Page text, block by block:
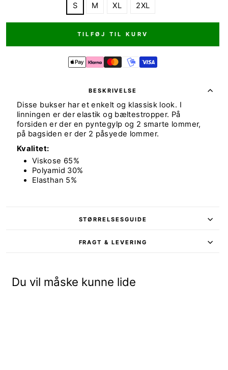
S M XL 2XL
TILFØJ TIL KURV
BESKRIVELSE
Disse bukser har et enkelt og klassisk look. I
linningen er der elastik og bæltestropper. På
forsiden er der en pyntegylp og 2 smarte lommer,
på bagsiden er der 2 påsyede lommer.
Kvalitet:
Viskose 65%
Polyamid 30%
Elasthan 5%
STØRRELSESGUIDE
FRAGT & LEVERING
Du vil måske kunne lide